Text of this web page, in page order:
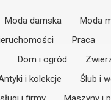
Moda damska
Moda
Praca
Dom i ogród
i kolekcje
Ślub i